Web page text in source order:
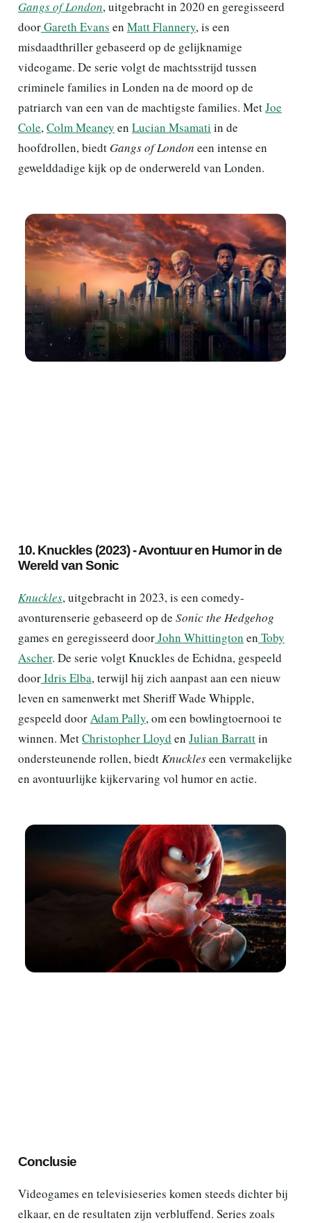
Gangs of London, uitgebracht in 2020 en geregisseerd
doorGareth Evans en Matt Flannery, is een
misdaadthriller gebaseerd op de gelijknamige
videogame. De serie volgt de machtsstrijd tussen
criminele families in Londen na de moord op de
patriarch van een van de machtigste families. MetJoe
Cole,Colm Meaney en Lucian Msamati in de
hoofdrollen, biedt Gangs of London een intense en
gewelddadige kijk op de onderwereld van Londen.
10. Knuckles (2023) - Avontuur en Humor in de
Wereld van Sonic
Knuckles, uitgebracht in 2023, is een comedy-
avonturenserie gebaseerd op de Sonic the Hedgehog
games en geregisseerd doorJohn Whittington en Toby
Ascher. De serie volgt Knuckles de Echidna, gespeeld
doorIdris Elba, terwijl hij zich aanpast aan een nieuw
leven en samenwerkt met Sheriff Wade Whipple,
gespeeld doorAdam Pally, om een bowlingtoernooi te
winnen. MetChristopher Lloyd en Julian Barrattin
ondersteunende rollen, biedtKnuckleseen vermakelijke
en avontuurlijke kijkervaring vol humor en actie.
Conclusie
Videogames en televisieseries komen steeds dichter bij
elkaar, en de resultaten zijn verbluffend. Series zoals